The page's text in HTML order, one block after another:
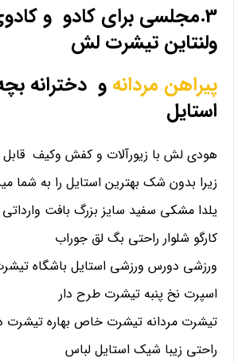
3.مجلسی برای کادو و
ولنتاین تیشرت لش
پیراهن مردانه و دخترانه
استایل
هودی لش با زیورآلات و کفش وکیف
زیرا بدون شک بهترین استایل را به شما
یلدا مشکی سفید سایز بزرگ بافت
کارگو شلوار راحتی بگ لق جوراب
ورزشی دورس ورزشی استایل باشگاه
اسپرت نخ پنبه تیشرت طرح دار
تیشرت مردانه تیشرت خاص بهاره تیشرت
راحتی زیبا شیک استایل لباس